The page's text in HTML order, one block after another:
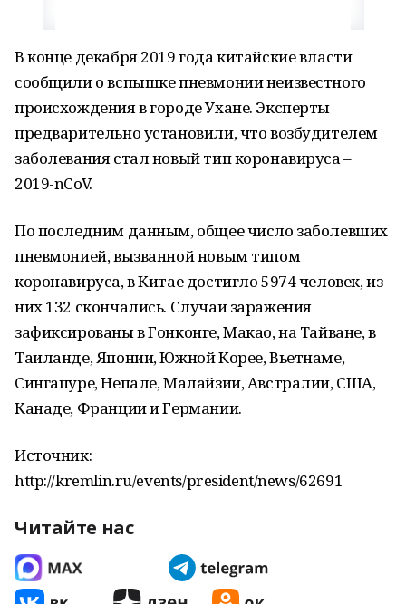
В конце декабря 2019 года китайские власти
сообщили о вспышке пневмонии неизвестного
происхождения в городе Ухане. Эксперты
предварительно установили, что возбудителем
заболевания стал новый тип коронавируса –
2019-nCoV.
По последним данным, общее число заболевших
пневмонией, вызванной новым типом
коронавируса, в Китае достигло 5974 человек, из
них 132 скончались. Случаи заражения
зафиксированы в Гонконге, Макао, на Тайване, в
Таиланде, Японии, Южной Корее, Вьетнаме,
Сингапуре, Непале, Малайзии, Австралии, США,
Канаде, Франции и Германии.
Источник:
http://kremlin.ru/events/president/news/62691
Читайте нас